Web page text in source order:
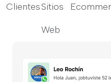
ClientesSitios
Web